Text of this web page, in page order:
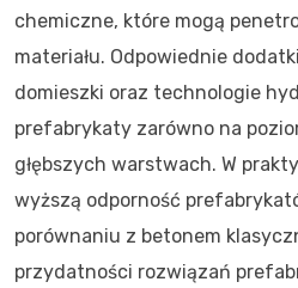
chemiczne, które mogą
materiału. Odpowiednie
domieszki oraz technologie
prefabrykaty zarówno na
głębszych warstwach. W
wyższą odporność
porównaniu z betonem
przydatności rozwiązań